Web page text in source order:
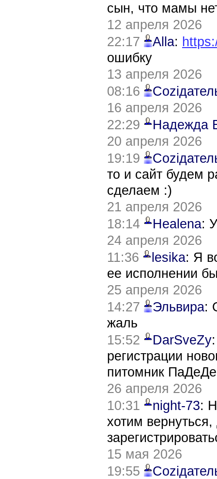
сын, что мамы
12 апреля 2026
22:17
Alla:
ошибку
13 апреля 2026
08:16
16 апреля 2026
22:29
Надежда
20 апреля 2026
19:19
то и сайт будем
сделаем :)
21 апреля 2026
18:14
Healena:
24 апреля 2026
11:36
lesika: Я
ее исполнении
25 апреля 2026
14:27
Эльвира:
жаль
15:52
DarSveZy
регистрации
питомник
26 апреля 2026
10:31
night-73:
хотим
15 мая 2026
19:55